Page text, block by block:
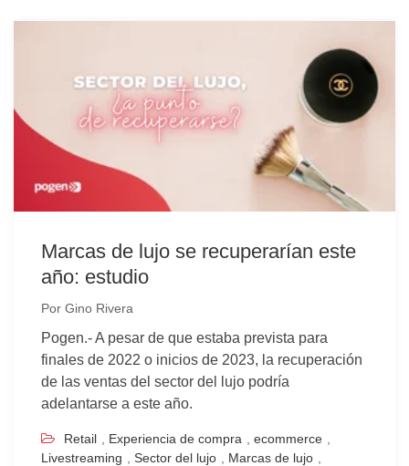
Marcas de lujo se recuperarían este
año: estudio
Por Gino Rivera
Pogen.- A pesar de que estaba prevista para
finales de 2022 o inicios de 2023, la recuperación
de las ventas del sector del lujo podría
adelantarse a este año.
Retail Experiencia de compra ecommerce
Livestreaming
Sector del lujo Marcas de lujo